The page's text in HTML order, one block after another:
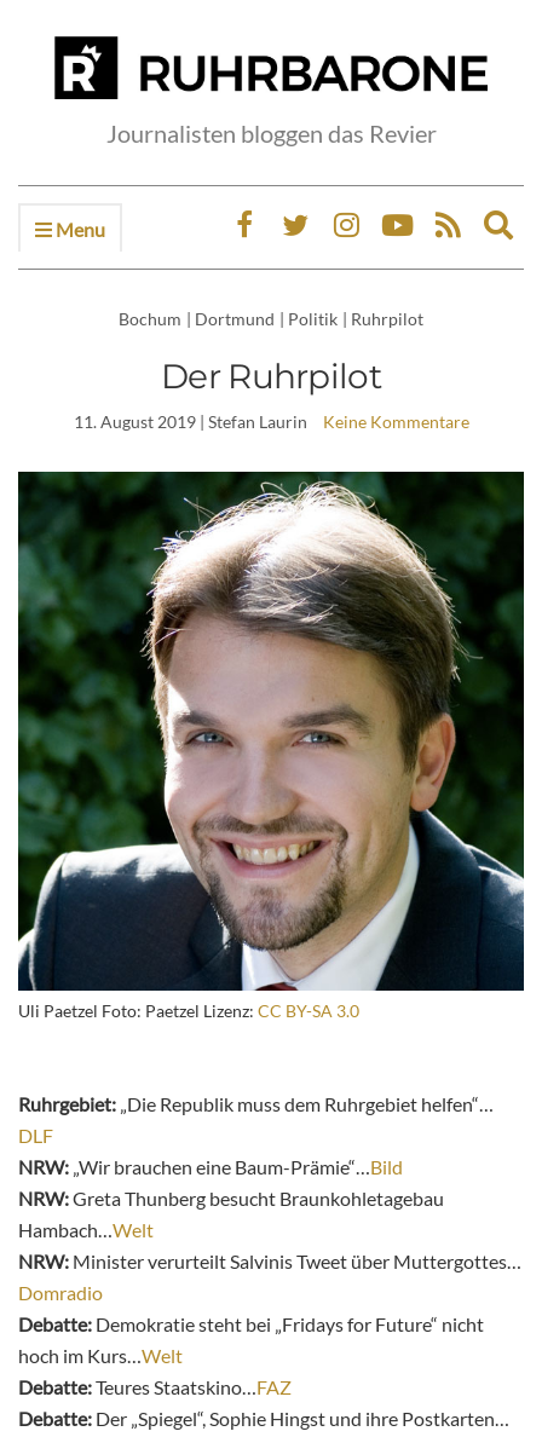
Journalisten bloggen das Revier
Menu
Bochum | Dortmund | Politik | Ruhrpilot
Der Ruhrpilot
11. August 2019| Stefan Laurin Keine Kommentare
Uli Paetzel Foto: Paetzel Lizenz: CC BY-SA 3.0
Ruhrgebiet: „Die Republik muss dem Ruhrgebiet helfen“…
DLF
NRW: „Wir brauchen eine Baum-Prämie“…Bild
NRW:Greta Thunberg besucht Braunkohletagebau
Hambach…Welt
NRW: Minister verurteilt Salvinis Tweet über Muttergottes…
Domradio
Debatte: Demokratie steht bei „Fridays for Future“ nicht
hoch im Kurs…Welt
Debatte:Teures Staatskino…FAZ
Debatte: Der „Spiegel“, Sophie Hingst und ihre Postkarten…